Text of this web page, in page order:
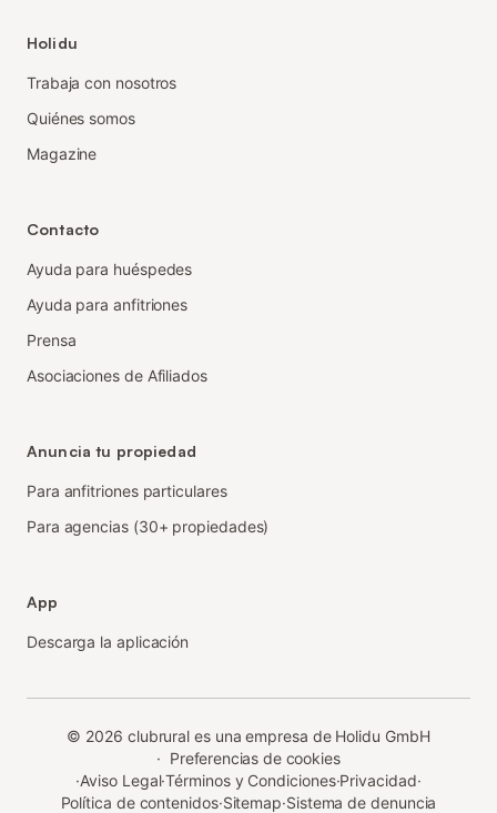
Holidu
Trabaja con nosotros
Quiénes somos
Magazine
Contacto
Ayuda para huéspedes
Ayuda para anfitriones
Prensa
Asociaciones de Afiliados
Anuncia tu propiedad
Para anfitriones particulares
Para agencias (30+ propiedades)
App
Descarga la aplicación
© 2026 clubrural es una empresa de Holidu GmbH
· Preferencias de cookies
·Aviso Legal·Términos y Condiciones·Privacidad·
Política de contenidos·Sitemap·Sistema de denuncia